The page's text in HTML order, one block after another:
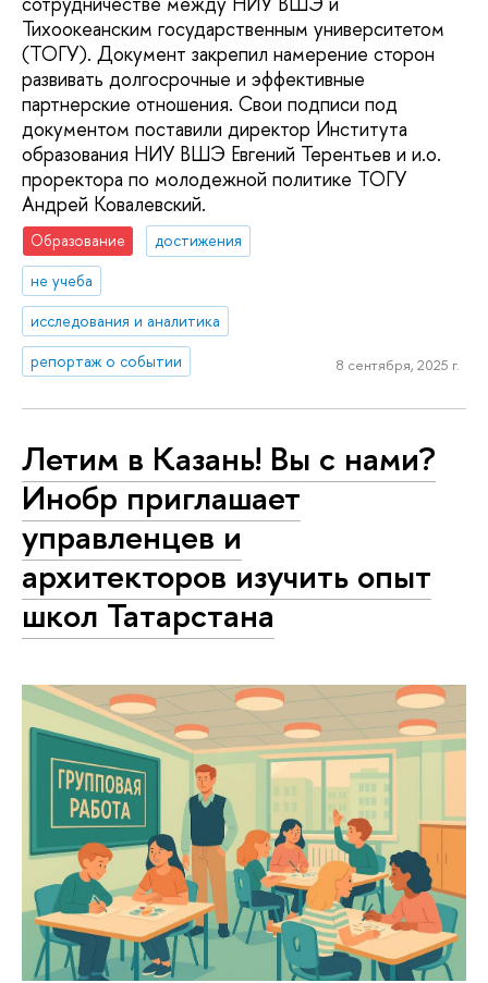
Тихоокеанским государственным университетом
(ТОГУ). Документ закрепил намерение сторон
развивать долгосрочные и эффективные
партнерские отношения. Свои подписи под
документом поставили директор Института
образования НИУ ВШЭ Евгений Терентьев и и.о.
проректора по молодежной политике ТОГУ
Андрей Ковалевский.
Образование
достижения
не учеба
исследования и аналитика
репортаж о событии
8 сентября, 2025 г.
Летим в Казань! Вы с нами?
Инобр приглашает
управленцев и
архитекторов изучить опыт
школ Татарстана